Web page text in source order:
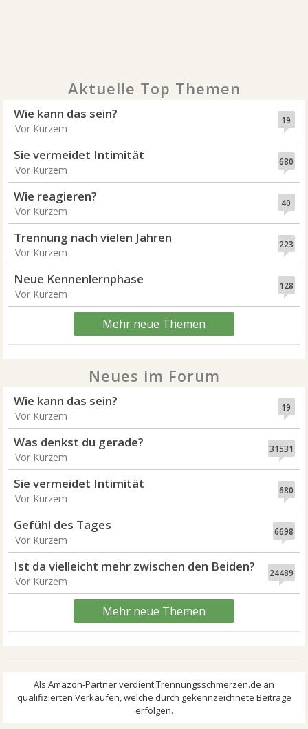
Aktuelle Top Themen
19
Wie kann das sein?
Vor Kurzem
680
Sie vermeidet Intimität
Vor Kurzem
40
Wie reagieren?
Vor Kurzem
223
Trennung nach vielen Jahren
Vor Kurzem
128
Neue Kennenlernphase
Vor Kurzem
Mehr neue Themen
Neues im Forum
19
Wie kann das sein?
Vor Kurzem
31531
Was denkst du gerade?
Vor Kurzem
680
Sie vermeidet Intimität
Vor Kurzem
6698
Gefühl des Tages
Vor Kurzem
24489
Ist da vielleicht mehr zwischen den Beiden?
Vor Kurzem
Mehr neue Themen